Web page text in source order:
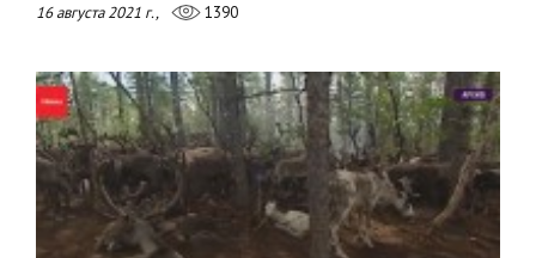
16 августа 2021 г., 1390